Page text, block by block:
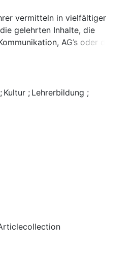
vermitteln in vielfältiger
gelehrten Inhalte, die
AG’s oder die
Angesichts der kulturellen
der Bildung von
implizite kulturelle
und mit dieser bewusst
; Kultur ; Lehrerbildung ;